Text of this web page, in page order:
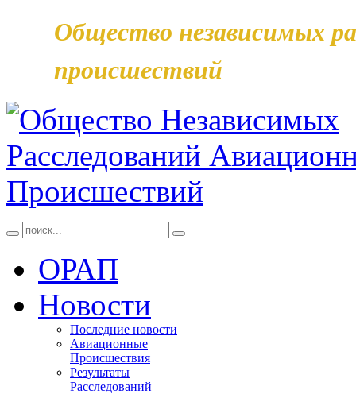
Общество независимых
происшествий
ОРАП
Новости
Последние новости
Авиационные
Происшествия
Результаты
Расследований